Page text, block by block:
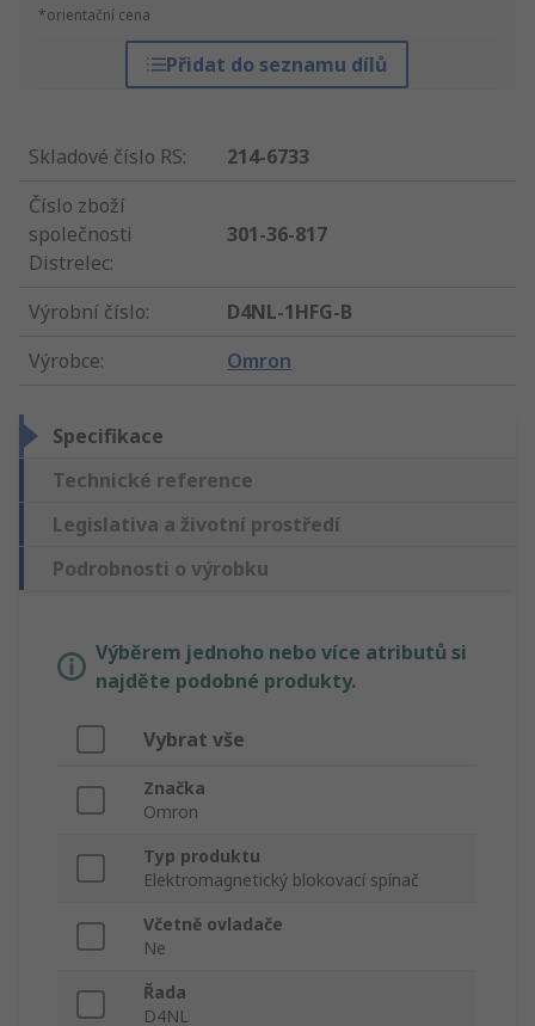
*orientační cena
Přidat do seznamu dílů
Skladové číslo RS:
214-6733
Číslo zboží
společnosti
Distrelec:
301-36-817
Výrobní číslo:
D4NL-1HFG-B
Výrobce: Omron
Specifikace
Technické reference
Legislativa a životní prostředí
Podrobnosti o výrobku
Výběrem jednoho nebo více atributů si
najděte podobné produkty.
Vybrat vše
Značka
Omron
Typ produktu
Elektromagnetický blokovací spínač
Včetně ovladače
Ne
Řada
D4NL